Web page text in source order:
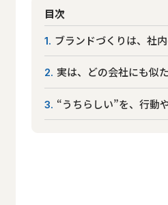
目次
1 ブランドづくりは、社
2 実は、どの会社にも似
3 “うちらしい”を、行動